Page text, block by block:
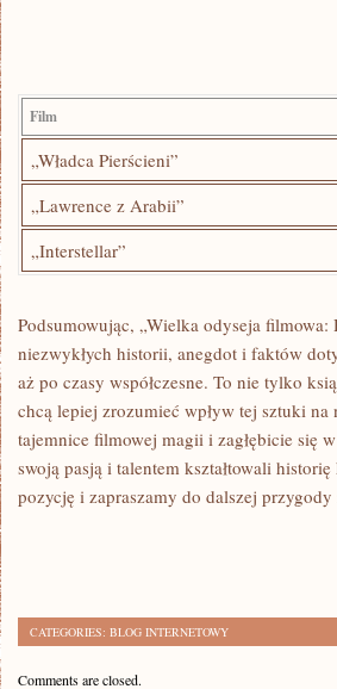
Film
„Władca‌ Pierścieni”
„Lawrence⁣ z Arabii”
„Interstellar”
Podsumowując, „Wielka ⁤odyseja
niezwykłych ‌historii,​ anegdot i faktów
aż po czasy współczesne. To ⁣nie tylko
chcą lepiej zrozumieć wpływ tej sztuki
tajemnice ​filmowej⁤ magii i zagłębicie się
swoją pasją i talentem ‍kształtowali
pozycję ⁢i zapraszamy do dalszej
CATEGORIES: BLOG INTERNETOWY
Comments are closed.